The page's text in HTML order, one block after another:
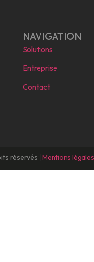
NAVIGATION
Solutions
Entreprise
Contact
réservés | Mentions légales